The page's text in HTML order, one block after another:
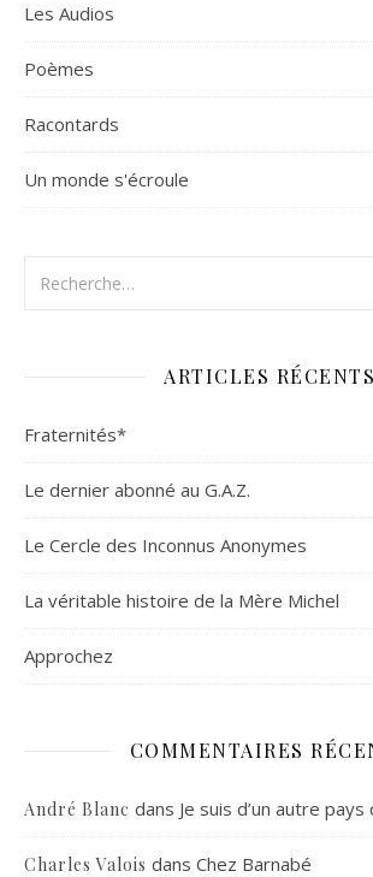
Les Audios
Poèmes
Racontards
Un monde s'écroule
ARTICLES RÉCENTS
Fraternités*
Le dernier abonné au G.A.Z.
Le Cercle des Inconnus Anonymes
La véritable histoire de la Mère Michel
Approchez
COMMENTAIRES
André Blanc dans Je suis d’un autre
Charles Valois dans Chez Barnabé